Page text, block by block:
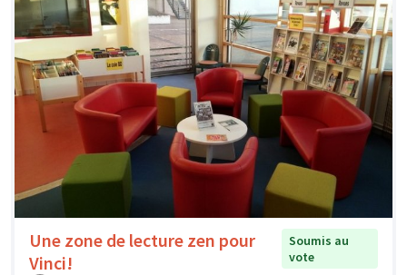
Une zone de lecture zen pour
Vinci!
Soumis au
vote